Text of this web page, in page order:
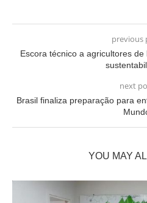
previous
Escora técnico a agricultores
next
Brasil finaliza preparação para
YOU MAY